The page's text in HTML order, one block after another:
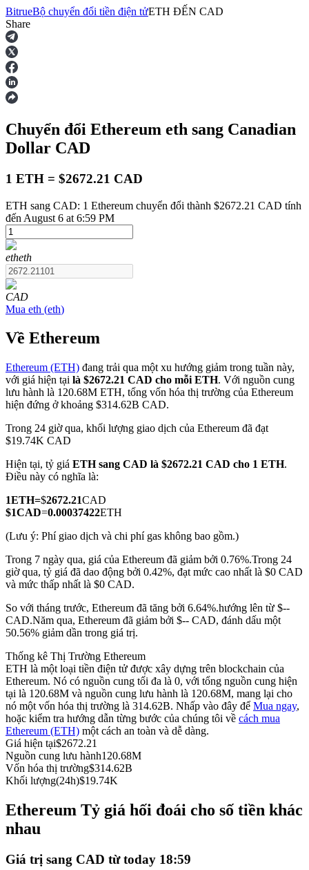
Hợp đồng tương lai
USDT Futures
COIN-M Futures
Futures sử dụng token làm tài sản thế chấp
TradFi
Phái sinh cổ phiếu, ngoại hối, kim loại quý và hàng hóa
USDC Futures vĩnh cửu
Futures sử dụng USDC làm tài sản thế chấp
Sao chép Giao dịch
BitrueBộ chuyển đổi tiền điện tửETH ĐẾN CAD
Share
Chuyển đổi Ethereum eth sang Canadian
Dollar CAD
1 ETH = $2672.21 CAD
ETH sang CAD: 1 Ethereum chuyển đổi thành $2672.21 CAD tính
đến August 6 at 6:59 PM
etheth
CAD
Mua eth (eth)
Về Ethereum
Ethereum (ETH) đang trải qua một xu hướng giảm trong tuần này,
với giá hiện tại là $2672.21 CAD cho mỗi ETH. Với nguồn cung
lưu hành là 120.68M ETH, tổng vốn hóa thị trường của Ethereum
hiện đứng ở khoảng $314.62B CAD.
Trong 24 giờ qua, khối lượng giao dịch của Ethereum đã đạt
$19.74K CAD
Hiện tại, tỷ giá ETH sang CAD là $2672.21 CAD cho 1 ETH.
Điều này có nghĩa là:
1ETH=$2672.21CAD
$1CAD=0.00037422ETH
(Lưu ý: Phí giao dịch và chi phí gas không bao gồm.)
Trong 7 ngày qua, giá của Ethereum đã giảm bởi 0.76%.Trong 24
giờ qua, tỷ giá đã dao động bởi 0.42%, đạt mức cao nhất là $0 CAD
và mức thấp nhất là $0 CAD.
So với tháng trước, Ethereum đã tăng bởi 6.64%.hướng lên từ $--
CAD.Năm qua, Ethereum đã giảm bởi $-- CAD, đánh dấu một
50.56% giảm dần trong giá trị.
Thống kê Thị Trường Ethereum
ETH là một loại tiền điện tử được xây dựng trên blockchain của
Ethereum. Nó có nguồn cung tối đa là 0, với tổng nguồn cung hiện
tại là 120.68M và nguồn cung lưu hành là 120.68M, mang lại cho
nó một vốn hóa thị trường là 314.62B. Nhấp vào đây để Mua ngay,
hoặc kiểm tra hướng dẫn từng bước của chúng tôi về cách mua
Ethereum (ETH) một cách an toàn và dễ dàng.
Giá hiện tại$2672.21
Nguồn cung lưu hành120.68M
Vốn hóa thị trường$314.62B
Khối lượng(24h)$19.74K
Ethereum Tỷ giá hối đoái cho số tiền khác
nhau
Giá trị sang CAD từ today 18:59